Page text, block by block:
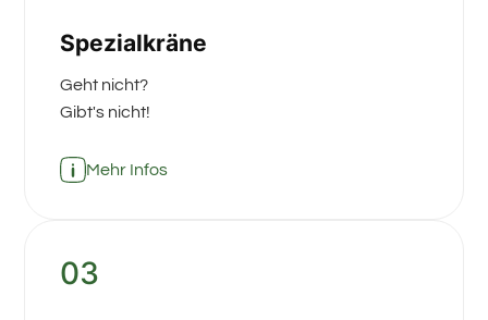
Spezialkräne
Geht nicht?
Gibt's nicht!
Mehr Infos
03